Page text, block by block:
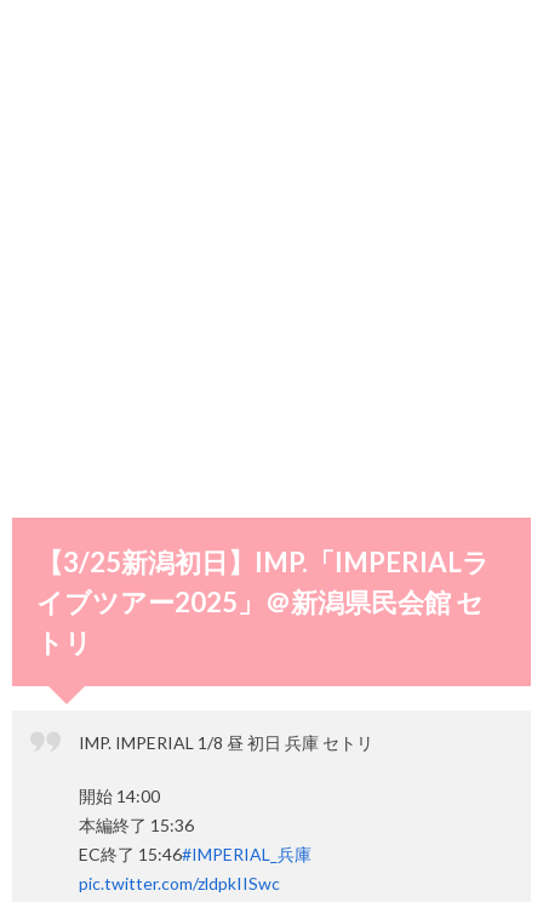
【3/25新潟初日】IMP.「IMPERIALラ
イブツアー2025」＠新潟県民会館 セ
トリ
IMP. IMPERIAL 1/8 昼 初日 兵庫 セトリ
開始 14:00
本編終了 15:36
EC終了 15:46#IMPERIAL_兵庫
pic.twitter.com/zldpkIISwc